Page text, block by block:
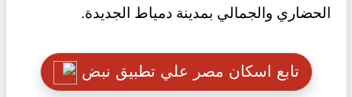
الحضاري والجمالي بمدينة دمياط الجديدة.
تابع اسكان مصر علي تطبيق نبض